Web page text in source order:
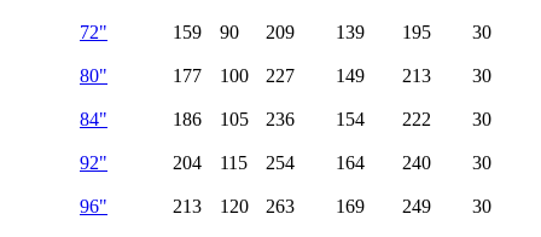
72" 159 90 209 139 195 30
80" 177 100 227 149 213 30
84" 186 105 236 154 222 30
92" 204 115 254 164 240 30
96" 213 120 263 169 249 30